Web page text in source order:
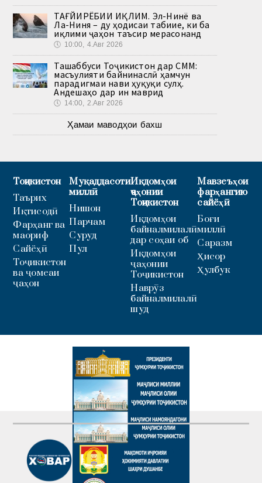
ТАҒЙИРЁБИИ ИҚЛИМ. Эл-Нинё ва
Ла-Ниня – ду ҳодисаи табиие, ки ба
иқлими ҷаҳон таъсир мерасонанд
🕔 10:00, 4.Авг 2026
Ташаббуси Тоҷикистон дар СММ:
масъулияти байнинаслӣ ҳамчун
парадигмаи нави ҳуқуқи сулҳ.
Андешаҳо дар ин маврид
🕔 14:00, 2.Авг 2026
Ҳамаи маводҳои бахш
Тоҷикистон
Таърих
Иқтисодӣ
Фарҳанг ва
маориф
Сайёҳӣ
Тоҷикистон
ва ҷомеаи
ҷаҳон
Муқаддасоти
миллӣ
Нишон
Парчам
Суруд
Пул
Иқдомҳои
ҷаҳонии
Тоҷикистон
Иқдомҳои
байналмилалӣ
дар соҳаи об
Иқдомҳои
ҷаҳонии
Тоҷикистон
Наврӯз
байналмилалӣ
шуд
Мавзеъҳои
фарҳангию
сайёҳӣ
Боғи
миллӣ
Саразм
Ҳисор
Ҳулбук